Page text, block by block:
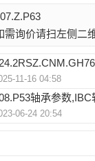
需询价请扫左侧二
重量
11-16 04:58
轴承参数
06-24 20:54